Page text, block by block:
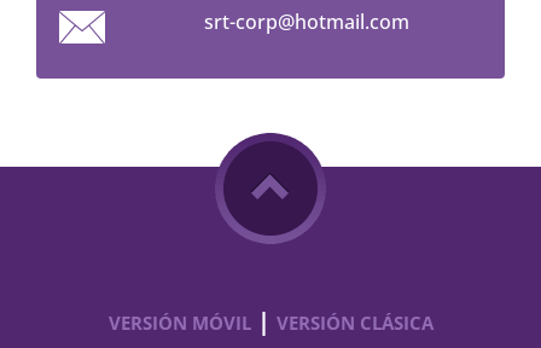
srt-corp@hotmail.com
VERSIÓN MÓVIL | VERSIÓN CLÁSICA